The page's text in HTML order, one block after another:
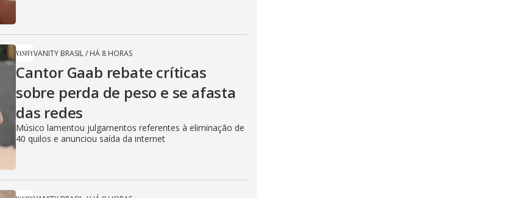
VANITY BRASIL/ HÁ 8 HORAS
Cantor Gaab rebate críticas
sobre perda de peso e se afasta
das redes
Músico lamentou julgamentos referentes à eliminação de
40 quilos e anunciou saída da internet